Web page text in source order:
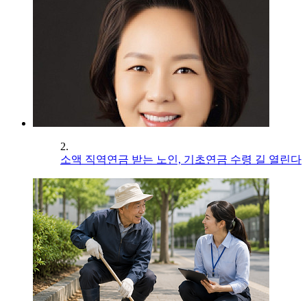
2.
소액 직역연금 받는 노인, 기초연금 수령 길 열린다